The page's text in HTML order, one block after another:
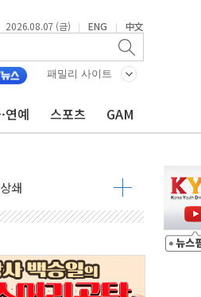
2026.08.07 (금) | ENG | 中文
패밀리 사이트
연예 스포츠 GAM